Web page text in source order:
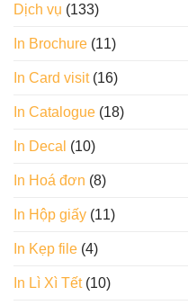
Dịch vụ (133)
In Brochure (11)
In Card visit(16)
In Catalogue (18)
In Decal (10)
In Hoá đơn (8)
In Hộp giấy (11)
In Kẹp file (4)
In Lì Xì Tết(10)